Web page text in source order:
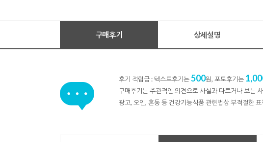
구매후기 상세설명
후기 적립금 : 텍스트후기는500원, 포토후기는
구매후기는 주관적인 의견으로 사실과 다르거나 보는
광고, 오인, 혼동 등 건강기능식품 관련법상 부적절한